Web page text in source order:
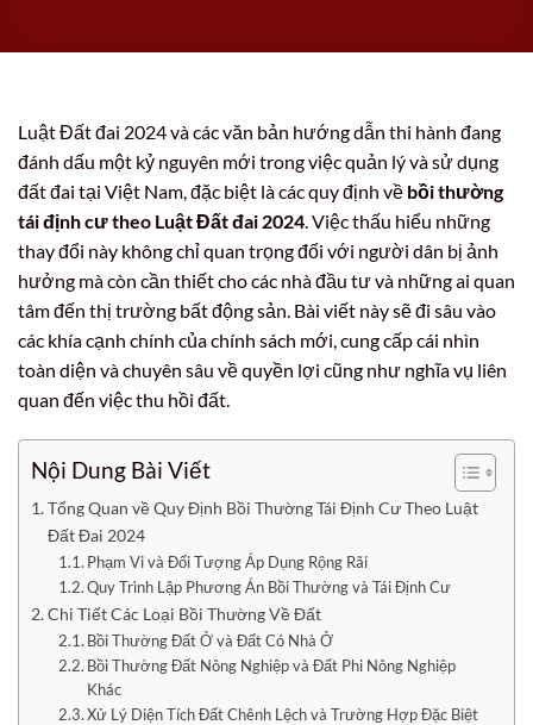
Luật Đất đai 2024 và các văn bản hướng dẫn thi hành đang
đánh dấu một kỷ nguyên mới trong việc quản lý và sử dụng
đất đai tại Việt Nam, đặc biệt là các quy định về bồi thường
tái định cư theo Luật Đất đai 2024. Việc thấu hiểu những
thay đổi này không chỉ quan trọng đối với người dân bị ảnh
hưởng mà còn cần thiết cho các nhà đầu tư và những ai quan
tâm đến thị trường bất động sản. Bài viết này sẽ đi sâu vào
các khía cạnh chính của chính sách mới, cung cấp cái nhìn
toàn diện và chuyên sâu về quyền lợi cũng như nghĩa vụ liên
quan đến việc thu hồi đất.
Nội Dung Bài Viết
Tổng Quan về Quy Định Bồi Thường Tái Định Cư Theo Luật
Đất Đai 2024
Phạm Vi và Đối Tượng Áp Dụng Rộng Rãi
Quy Trình Lập Phương Án Bồi Thường và Tái Định Cư
Chi Tiết Các Loại Bồi Thường Về Đất
Bồi Thường Đất Ở và Đất Có Nhà Ở
Bồi Thường Đất Nông Nghiệp và Đất Phi Nông Nghiệp
Khác
Xử Lý Diện Tích Đất Chênh Lệch và Trường Hợp Đặc Biệt